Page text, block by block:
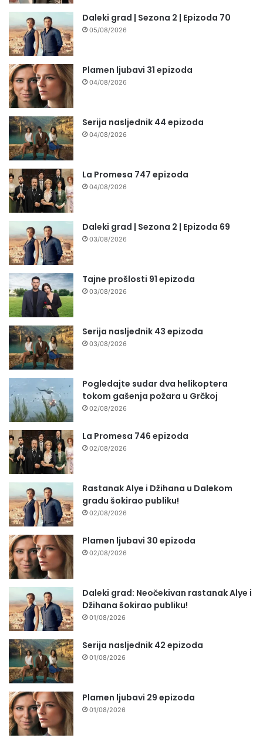
Daleki grad | Sezona 2 | Epizoda 70
05/08/2026
Plamen ljubavi 31 epizoda
04/08/2026
Serija nasljednik 44 epizoda
04/08/2026
La Promesa 747 epizoda
04/08/2026
Daleki grad | Sezona 2 | Epizoda 69
03/08/2026
Tajne prošlosti 91 epizoda
03/08/2026
Serija nasljednik 43 epizoda
03/08/2026
Pogledajte sudar dva helikoptera
tokom gašenja požara u Grčkoj
02/08/2026
La Promesa 746 epizoda
02/08/2026
Rastanak Alye i Džihana u Dalekom
gradu šokirao publiku!
02/08/2026
Plamen ljubavi 30 epizoda
02/08/2026
Daleki grad: Neočekivan rastanak Alye i
Džihana šokirao publiku!
01/08/2026
Serija nasljednik 42 epizoda
01/08/2026
Plamen ljubavi 29 epizoda
01/08/2026